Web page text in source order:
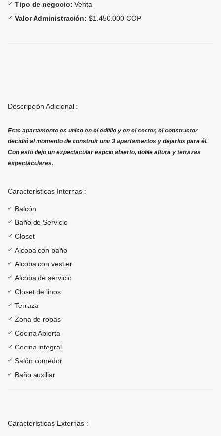
Tipo de negocio: Venta
Valor Administración: $1.450.000 COP
Descripción Adicional :
Este apartamento es unico en el edifiio y en el sector, el constructor
decidió al momento de construir unir 3 apartamentos y dejarlos para él.
Con esto dejo un expectacular espcio abierto, doble altura y terrazas
expectaculares.
Características Internas :
Balcón
Baño de Servicio
Closet
Alcoba con baño
Alcoba con vestier
Alcoba de servicio
Closet de linos
Terraza
Zona de ropas
Cocina Abierta
Cocina integral
Salón comedor
Baño auxiliar
Características Externas :